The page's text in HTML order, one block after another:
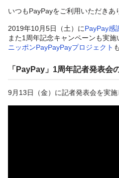
いつもPayPayをご利用いただきあ
2019年10月5日（土）にPayPay感
また1周年記念キャンペーンも実施
ニッポンPayPayPayプロジェクト
「PayPay」1周年記者発表会
9月13日（金）に記者発表会を実施